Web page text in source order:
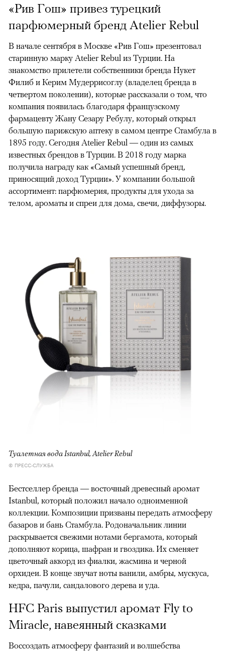
«Рив Гош» привез турецкий
парфюмерный бренд Atelier Rebul
В начале сентября в Москве «Рив Гош» презентовал
старинную марку Atelier Rebul из Турции. На
знакомство прилетели собственники бренда Нукет
Филиб и Керим Мудеррисоглу (владелец бренда в
четвертом поколении), которые рассказали о том, что
компания появилась благодаря французскому
фармацевту Жану Сезару Ребулу, который открыл
большую парижскую аптеку в самом центре Стамбула в
1895 году. Сегодня Atelier Rebul — один из самых
известных брендов в Турции. В 2018 году марка
получила награду как «Самый успешный бренд,
приносящий доход Турции». У компании большой
ассортимент: парфюмерия, продукты для ухода за
телом, ароматы и спреи для дома, свечи, диффузоры.
Туалетная вода Istanbul, Atelier Rebul
© ПРЕСС-СЛУЖБА
Бестселлер бренда — восточный древесный аромат
Istanbul, который положил начало одноименной
коллекции. Композиции призваны передать атмосферу
базаров и бань Стамбула. Родоначальник линии
раскрывается свежими нотами бергамота, который
дополняют корица, шафран и гвоздика. Их сменяет
цветочный аккорд из фиалки, жасмина и черной
орхидеи. В конце звучат ноты ванили, амбры, мускуса,
кедра, пачули, сандалового дерева и уда.
HFC Paris выпустил аромат Fly to
Miracle, навеянный сказками
Воссоздать атмосферу фантазий и волшебства